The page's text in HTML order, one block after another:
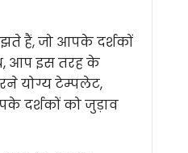
हैं, जो आपके दर्शकों
आप इस तरह के
योग्य टेम्पलेट,
दर्शकों को जुड़ाव